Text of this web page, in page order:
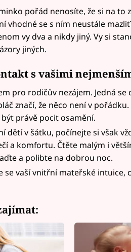
pořád nenosíte, že si na to
vhodné se s ním neustále
vy dva a nikdy jiný. Vy si
jiných.
s vašimi
pro rodičův nezájem. Jedná se
značí, že něco není v
právě pocit osamění.
dětí v šátku, počínejte si však
a komfortu. Čtěte malým i
a polibte na dobrou noc.
se vaší vnitřní mateřské intuice,